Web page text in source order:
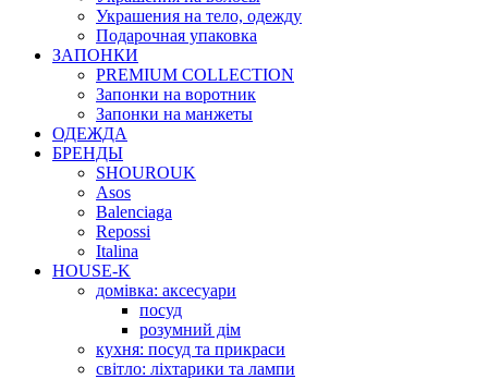
Украшения на тело, одежду
Подарочная упаковка
ЗАПОНКИ
PREMIUM COLLECTION
Запонки на воротник
Запонки на манжеты
ОДЕЖДА
БРЕНДЫ
SHOUROUK
Asos
Balenciaga
Repossi
Italina
HOUSE-K
домівка: аксесуари
посуд
розумний дім
кухня: посуд та прикраси
світло: ліхтарики та лампи